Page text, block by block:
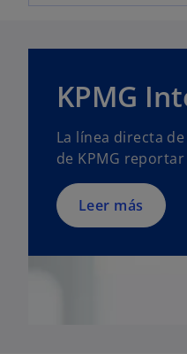
KPMG
La línea directa
de KPMG
Leer más